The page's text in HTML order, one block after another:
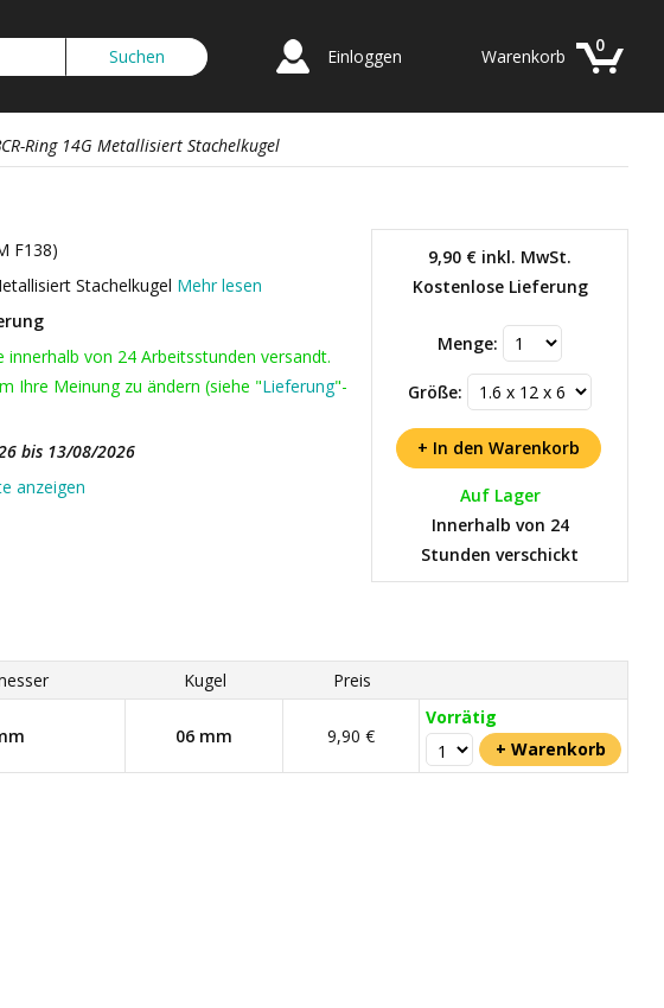
Einloggen
0
Warenkorb
Ring 14G Metallisiert Stachelkugel
9,90 € inkl. MwSt.
Kostenlose Lieferung
Menge:
Größe:
Auf Lager
Innerhalb von 24
Stunden verschickt
F138)
Stachelkugel Mehr lesen
von 24 Arbeitsstunden versandt.
Ihre Meinung zu ändern (siehe "Lieferung"-
bis 13/08/2026
anzeigen
Kugel Preis
06 mm 9,90 €
Vorrätig